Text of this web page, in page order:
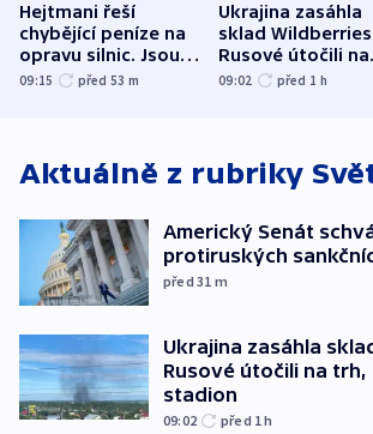
Hejtmani řeší
chybějící peníze na
opravu silnic. Jsou
nenárokové, namítá
09:15 před 53 m
Ukrajina zasáhla
sklad
Rusové útočili na
trh, hasiče či
09:02 před 1 h
Aktuálně z rubriky
Americký Senát
protiruských
před 31 m
Ukrajina zasáhla
Rusové útočili na trh,
stadion
09:02 před 1h